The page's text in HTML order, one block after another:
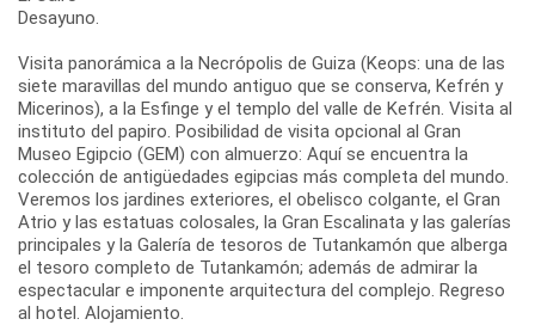
Desayuno.
Visita panorámica a la Necrópolis de Guiza (Keops: una de las
siete maravillas del mundo antiguo que se conserva, Kefrén y
Micerinos), a la Esfinge y el templo del valle de Kefrén. Visita al
instituto del papiro. Posibilidad de visita opcional al Gran
Museo Egipcio (GEM) con almuerzo: Aquí se encuentra la
colección de antigüedades egipcias más completa del mundo.
Veremos los jardines exteriores, el obelisco colgante, el Gran
Atrio y las estatuas colosales, la Gran Escalinata y las galerías
principales y la Galería de tesoros de Tutankamón que alberga
el tesoro completo de Tutankamón; además de admirar la
espectacular e imponente arquitectura del complejo. Regreso
al hotel. Alojamiento.